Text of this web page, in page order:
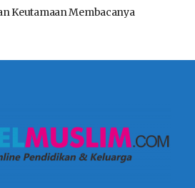
Keutamaan Membacanya